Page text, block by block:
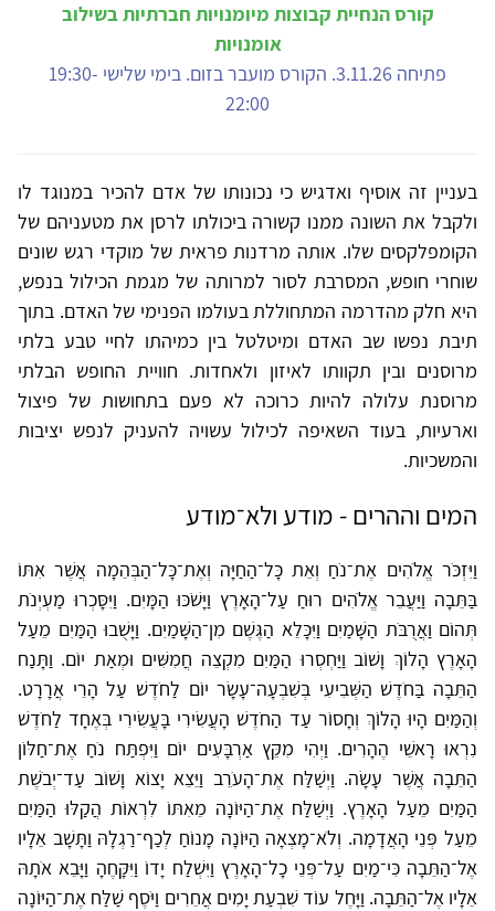
קורס הנחיית קבוצות מיומנויות חברתיות בשילוב
אומנויות
פתיחה 3.11.26. הקורס מועבר בזום. בימי שלישי 19:30-
22:00
בעניין זה אוסיף ואדגיש כי נכונותו של אדם להכיר במנוגד לו
ולקבל את השונה ממנו קשורה ביכולתו לרסן את מטעניהם של
הקומפלקסים שלו. אותה מרדנות פראית של מוקדי רגש שונים
שוחרי חופש, המסרבת לסור למרותה של מגמת הכילול בנפש,
היא חלק מהדרמה המתחוללת בעולמו הפנימי של האדם. בתוך
תיבת נפשו שב האדם ומיטלטל בין כמיהתו לחיי טבע בלתי
מרוסנים ובין תקוותו לאיזון ולאחדות. חוויית החופש הבלתי
מרוסנת עלולה להיות כרוכה לא פעם בתחושות של פיצול
וארעיות, בעוד השאיפה לכילול עשויה להעניק לנפש יציבות
והמשכיות.
המים וההרים - מודע ולא־מודע
וַיִּזְכֹּר אֱלֹהִים אֶת־נֹחַ וְאֵת כָּל־הַחַיָּה וְאֶת־כָּל־הַבְּהֵמָה אֲשֶׁר אִתּוֹ
בַּתֵּבָה וַיַּעֲבֵר אֱלֹהִים רוּחַ עַל־הָאָרֶץ וַיָּשֹׁכּוּ הַמָּיִם. וַיִּסָּכְרוּ מַעְיְנֹת
תְּהוֹם וַאֲרֻבֹּת הַשָּׁמַיִם וַיִּכָּלֵא הַגֶּשֶׁם מִן־הַשָּׁמַיִם. וַיָּשֻׁבוּ הַמַּיִם מֵעַל
הָאָרֶץ הָלוֹךְ וָשׁוֹב וַיַּחְסְרוּ הַמַּיִם מִקְצֵה חֲמִשִּׁים וּמְאַת יוֹם. וַתָּנַח
הַתֵּבָה בַּחֹדֶשׁ הַשְּׁבִיעִי בְּשִׁבְעָה־עָשָׂר יוֹם לַחֹדֶשׁ עַל הָרֵי אֲרָרָט.
וְהַמַּיִם הָיוּ הָלוֹךְ וְחָסוֹר עַד הַחֹדֶשׁ הָעֲשִׂירִי בָּעֲשִׂירִי בְּאֶחָד לַחֹדֶשׁ
נִרְאוּ רָאשֵׁי הֶהָרִים. וַיְהִי מִקֵּץ אַרְבָּעִים יוֹם וַיִּפְתַּח נֹחַ אֶת־חַלּוֹן
הַתֵּבָה אֲשֶׁר עָשָׂה. וַיְשַׁלַּח אֶת־הָעֹרֵב וַיֵּצֵא יָצוֹא וָשׁוֹב עַד־יְבֹשֶׁת
הַמַּיִם מֵעַל הָאָרֶץ. וַיְשַׁלַּח אֶת־הַיּוֹנָה מֵאִתּוֹ לִרְאוֹת הֲקַלּוּ הַמַּיִם
מֵעַל פְּנֵי הָאֲדָמָה. וְלֹא־מָצְאָה הַיּוֹנָה מָנוֹחַ לְכַף־רַגְלָהּ וַתָּשָׁב אֵלָיו
אֶל־הַתֵּבָה כִּי־מַיִם עַל־פְּנֵי כָל־הָאָרֶץ וַיִּשְׁלַח יָדוֹ וַיִּקָּחֶהָ וַיָּבֵא אֹתָהּ
אֵלָיו אֶל־הַתֵּבָה. וַיָּחֶל עוֹד שִׁבְעַת יָמִים אֲחֵרִים וַיֹּסֶף שַׁלַּח אֶת־הַיּוֹנָה